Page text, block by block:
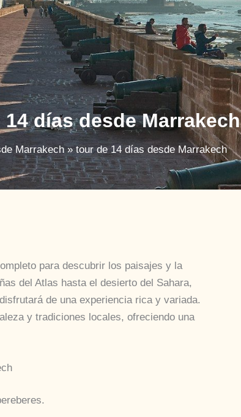
días desde Marrakech
Marrakech tour de 14 días desde Marrakech
para descubrir los paisajes y la
del Atlas hasta el desierto del Sahara,
de una experiencia rica y variada.
y tradiciones locales, ofreciendo una